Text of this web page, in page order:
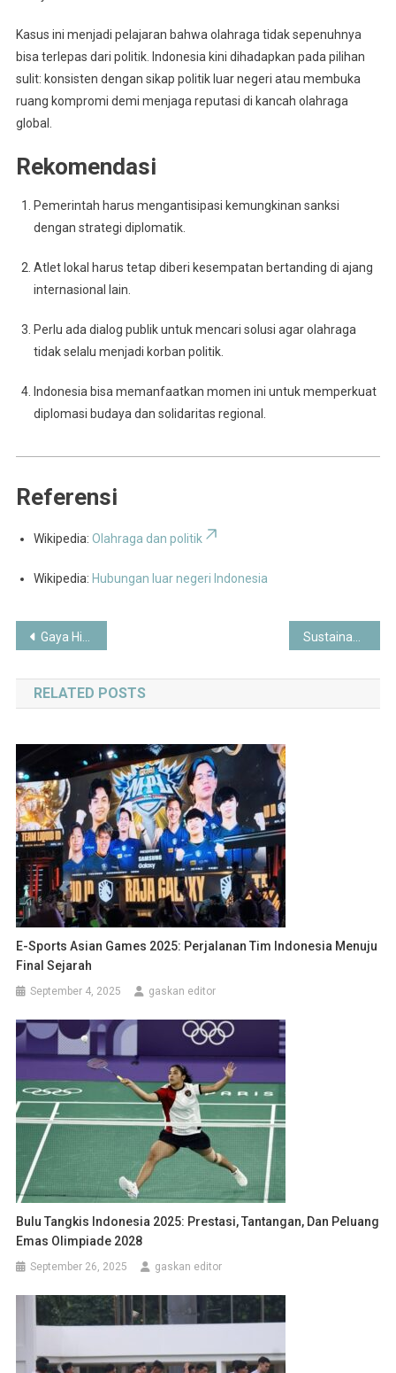
Kasus ini menjadi pelajaran bahwa olahraga tidak sepenuhnya
bisa terlepas dari politik. Indonesia kini dihadapkan pada pilihan
sulit: konsisten dengan sikap politik luar negeri atau membuka
ruang kompromi demi menjaga reputasi di kancah olahraga
global.
Rekomendasi
Pemerintah harus mengantisipasi kemungkinan sanksi
dengan strategi diplomatik.
Atlet lokal harus tetap diberi kesempatan bertanding di ajang
internasional lain.
Perlu ada dialog publik untuk mencari solusi agar olahraga
tidak selalu menjadi korban politik.
Indonesia bisa memanfaatkan momen ini untuk memperkuat
diplomasi budaya dan solidaritas regional.
Referensi
Wikipedia: Olahraga dan politik
Wikipedia: Hubungan luar negeri Indonesia
Post
navigation
Gaya Hidup Zero Waste di Indonesia 2025: Tren, Praktik, dan Dampaknya bagi Lingkungan
RELATED POSTS
E-Sports Asian Games 2025: Perjalanan Tim Indonesia Menuju
Final Sejarah
September 4, 2025 gaskan editor
Bulu Tangkis Indonesia 2025: Prestasi, Tantangan, Dan Peluang
Emas Olimpiade 2028
September 26, 2025 gaskan editor